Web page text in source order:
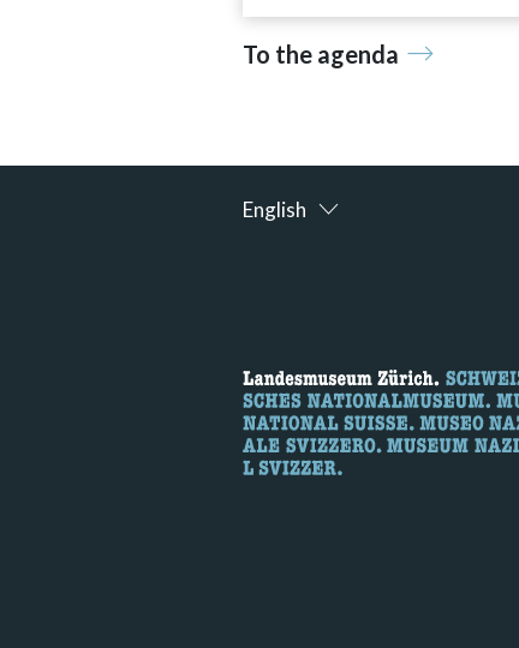
To the agenda
English